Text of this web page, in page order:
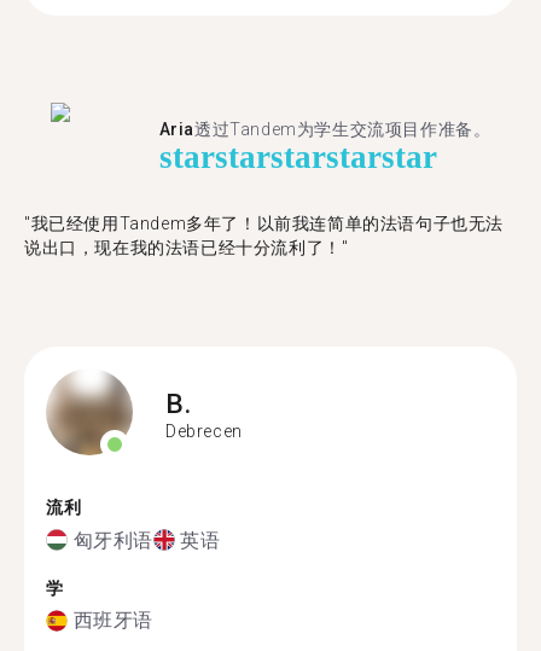
Aria透过Tandem为学生交流项目作准备。
starstarstarstarstar
"​​我已经使用Tandem多年了！以前我连简单的法语句子也无法
说出口，现在我的法语已经十分流利了！"
B.
Debrecen
流利
匈牙利语 英语
学
西班牙语